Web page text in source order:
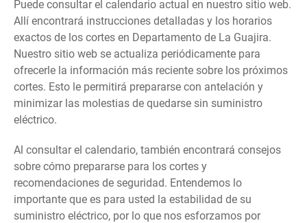
Puede consultar el calendario actual en nuestro sitio web.
Allí encontrará instrucciones detalladas y los horarios
exactos de los cortes en Departamento de La Guajira.
Nuestro sitio web se actualiza periódicamente para
ofrecerle la información más reciente sobre los próximos
cortes. Esto le permitirá prepararse con antelación y
minimizar las molestias de quedarse sin suministro
eléctrico.
Al consultar el calendario, también encontrará consejos
sobre cómo prepararse para los cortes y
recomendaciones de seguridad. Entendemos lo
importante que es para usted la estabilidad de su
suministro eléctrico, por lo que nos esforzamos por